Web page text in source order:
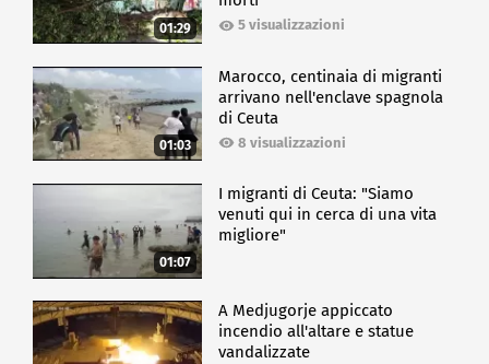
01:29 5 visualizzazioni
01:03
Marocco, centinaia di migranti
arrivano nell'enclave spagnola
di Ceuta
8 visualizzazioni
01:07
I migranti di Ceuta: "Siamo
venuti qui in cerca di una vita
migliore"
A Medjugorje appiccato
incendio all'altare e statue
vandalizzate